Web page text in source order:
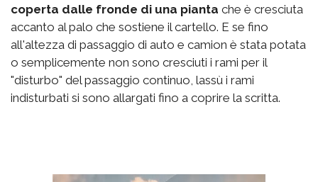
coperta dalle fronde di una pianta che è cresciuta
accanto al palo che sostiene il cartello. E se fino
all'altezza di passaggio di auto e camion è stata potata
o semplicemente non sono cresciuti i rami per il
"disturbo" del passaggio continuo, lassù i rami
indisturbati si sono allargati fino a coprire la scritta.